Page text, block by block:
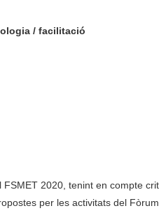
/ facilitació
2020, tenint en compte
per les activitats del